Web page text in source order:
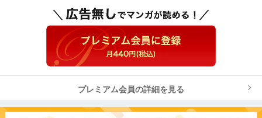
プレミアム会員の詳細を見る